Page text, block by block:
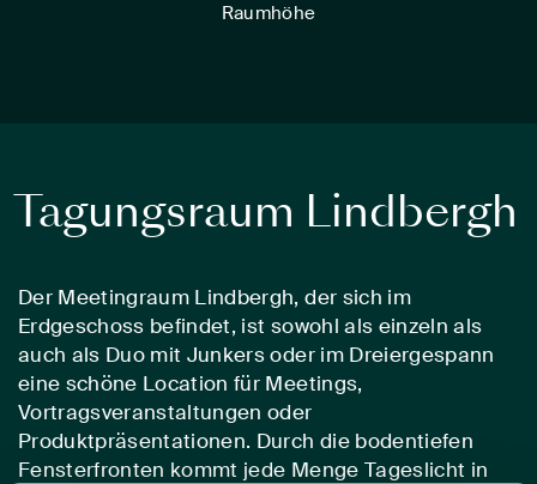
Raumhöhe
Tagungsraum Lindbergh
Der Meetingraum Lindbergh, der sich im
Erdgeschoss befindet, ist sowohl als einzeln als
auch als Duo mit Junkers oder im Dreiergespann
eine schöne Location für Meetings,
Vortragsveranstaltungen oder
Produktpräsentationen. Durch die bodentiefen
Fensterfronten kommt jede Menge Tageslicht in